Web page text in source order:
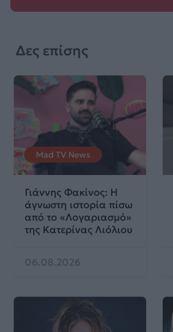
Δες επίσης
Mad TV News
Γιάννης Φακίνος: Η
άγνωστη ιστορία πίσω
από το «Λογαριασμό»
της Κατερίνας Λιόλιου
06.08.2026